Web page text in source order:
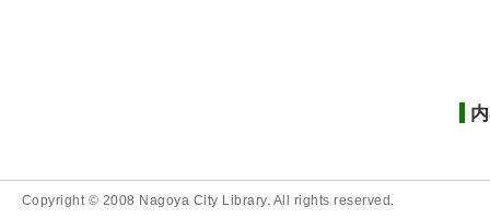
Copyright © 2008 Nagoya City Library. All rights reserved.